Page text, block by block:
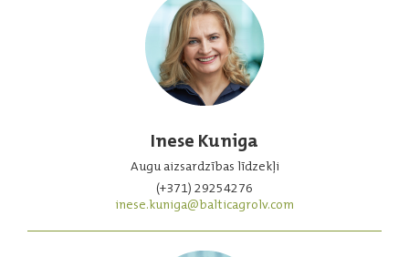
Inese Kuniga
Augu aizsardzības līdzekļi
(+371) 29254276
inese.kuniga@balticagrolv.com